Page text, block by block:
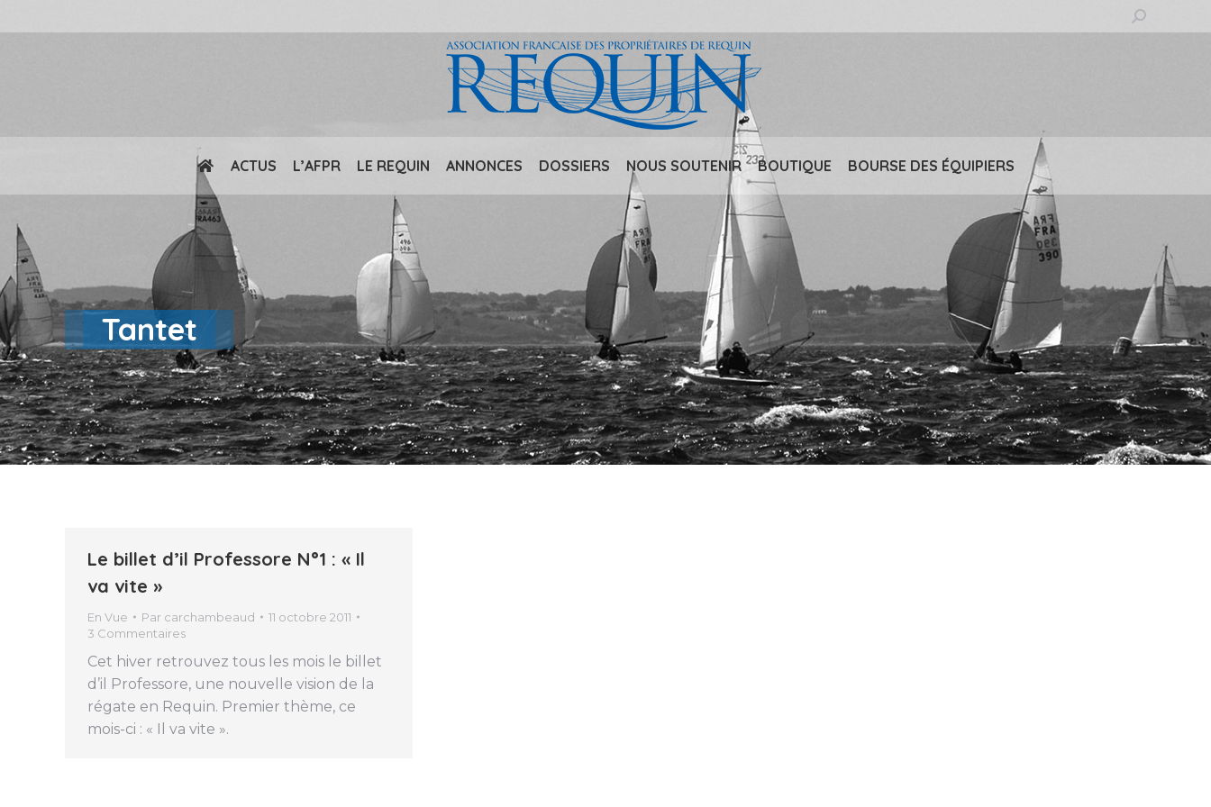
Recherche
:
ACTUS L’AFPR LE REQUIN ANNONCES DOSSIERS NOUS SOUTENIR BOUTIQUE BOURSE DES ÉQUIPIERS
Tantet
Le billet d’il Professore N°1 : « Il
va vite »
En Vue Par carchambeaud
11 octobre 2011
3 Commentaires
Cet hiver retrouvez tous les mois le billet
d’il Professore, une nouvelle vision de la
régate en Requin. Premier thème, ce
mois-ci : « Il va vite ».